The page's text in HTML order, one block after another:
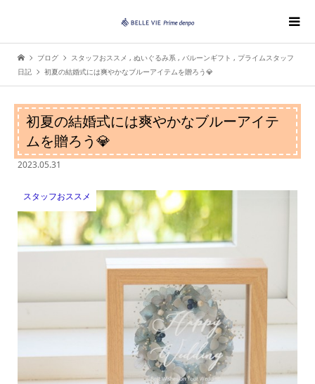
ブログ スタッフおススメ , ぬいぐるみ系 , バルーンギフト , プライムスタッフ
日記
初夏の結婚式には爽やかなブルーアイテムを贈ろう💎
初夏の結婚式には爽やかなブルーアイテ
ムを贈ろう💎
2023.05.31
スタッフおススメ